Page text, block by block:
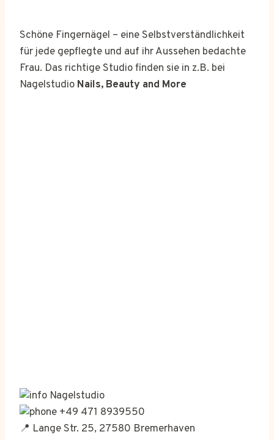
Schöne Fingernägel – eine Selbstverständlichkeit
für jede gepflegte und auf ihr Aussehen bedachte
Frau. Das richtige Studio finden sie in z.B. bei
Nagelstudio Nails, Beauty and More
Nagelstudio
+49 471 8939550
📍 Lange Str. 25, 27580 Bremerhaven